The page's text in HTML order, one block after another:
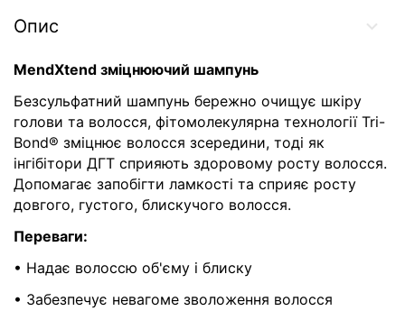
Опис
MendXtend зміцнюючий шампунь
Безсульфатний шампунь бережно очищує шкіру
голови та волосся, фітомолекулярна технології Tri-
Bond® зміцнює волосся зсередини, тоді як
інгібітори ДГТ сприяють здоровому росту волосся.
Допомагає запобігти ламкості та сприяє росту
довгого, густого, блискучого волосся.
Переваги:
• Надає волоссю об'єму і блиску
• Забезпечує невагоме зволоження волосся